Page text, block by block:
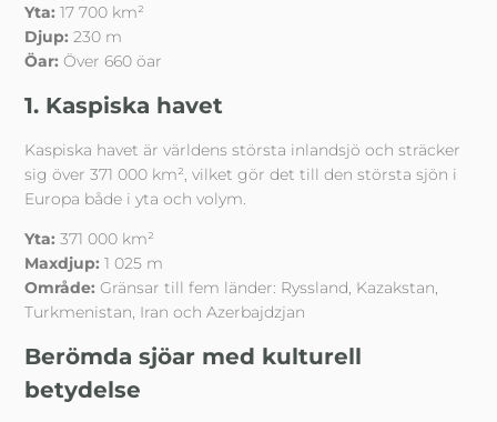
Yta: 17 700 km²
Djup: 230 m
Öar: Över 660 öar
1. Kaspiska havet
Kaspiska havet är världens största inlandsjö och sträcker
sig över 371 000 km², vilket gör det till den största sjön i
Europa både i yta och volym.
Yta: 371 000 km²
Maxdjup: 1 025 m
Område: Gränsar till fem länder: Ryssland, Kazakstan,
Turkmenistan, Iran och Azerbajdzjan
Berömda sjöar med kulturell
betydelse